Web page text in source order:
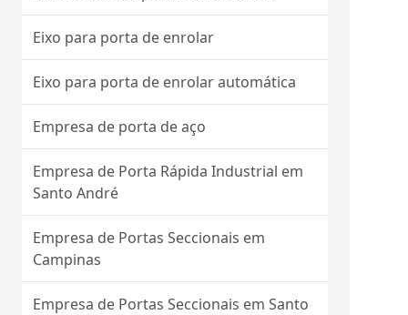
Eixo para porta de enrolar
Eixo para porta de enrolar automática
Empresa de porta de aço
Empresa de Porta Rápida Industrial em
Santo André
Empresa de Portas Seccionais em
Campinas
Empresa de Portas Seccionais em Santo